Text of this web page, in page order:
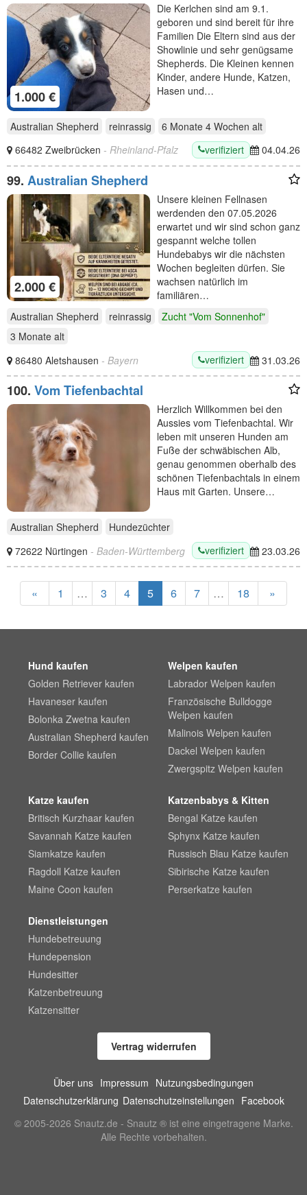
1.000 €
Die Kerlchen sind am 9.1.
geboren und sind bereit für ihre
Familien Die Eltern sind aus der
Showlinie und sehr genügsame
Shepherds. Die Kleinen kennen
Kinder, andere Hunde, Katzen,
Hasen und…
Australian Shepherd reinrassig 6 Monate 4 Wochen alt
66482 Zweibrücken - Rheinland-Pfalz verifiziert 04.04.26
99. Australian Shepherd
2.000 €
Unsere kleinen Fellnasen
werdenden den 07.05.2026
erwartet und wir sind schon ganz
gespannt welche tollen
Hundebabys wir die nächsten
Wochen begleiten dürfen. Sie
wachsen natürlich im
familiären…
Australian Shepherd
reinrassig
Zucht "Vom Sonnenhof"
3 Monate alt
86480 Aletshausen - Bayern verifiziert 31.03.26
100. Vom Tiefenbachtal
Herzlich Willkommen bei den
Aussies vom Tiefenbachtal. Wir
leben mit unseren Hunden am
Fuße der schwäbischen Alb,
genau genommen oberhalb des
schönen Tiefenbachtals in einem
Haus mit Garten. Unsere…
Australian Shepherd
Hundezüchter
72622 Nürtingen - Baden-Württemberg verifiziert 23.03.26
« 1 … 3 4 5 6 7 … 18 »
Hund kaufen
Golden Retriever kaufen
Havaneser kaufen
Bolonka Zwetna kaufen
Australian Shepherd kaufen
Border Collie kaufen
Welpen kaufen
Labrador Welpen kaufen
Französische Bulldogge
Welpen kaufen
Malinois Welpen kaufen
Dackel Welpen kaufen
Zwergspitz Welpen kaufen
Katze kaufen
Britisch Kurzhaar kaufen
Savannah Katze kaufen
Siamkatze kaufen
Ragdoll Katze kaufen
Maine Coon kaufen
Katzenbabys & Kitten
Bengal Katze kaufen
Sphynx Katze kaufen
Russisch Blau Katze kaufen
Sibirische Katze kaufen
Perserkatze kaufen
Dienstleistungen
Hundebetreuung
Hundepension
Hundesitter
Katzenbetreuung
Katzensitter
Vertrag widerrufen
Über uns Impressum Nutzungsbedingungen
Datenschutzerklärung Datenschutzeinstellungen Facebook
© 2005-2026 Snautz.de - Snautz ® ist eine eingetragene Marke.
Alle Rechte vorbehalten.